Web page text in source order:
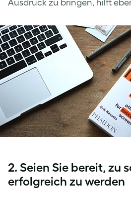
Ausdruck zu bringen, hilft
2. Seien Sie bereit, zu
erfolgreich zu werden